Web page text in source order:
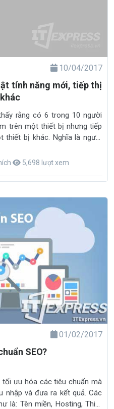
10/04/2017
tính năng mới, tiếp thị
rằng có 6 trong 10 người
trên một thiết bị nhưng tiếp
bị khác. Nghĩa là người
đó họ đã chuyển đến một
iPad... để hoàn thành việc
5,698 lượt xem
01/02/2017
SEO?
tối ưu hóa các tiêu chuẩn mà
nhập và đưa ra kết quả. Các
là: Tên miền, Hosting, Thiết